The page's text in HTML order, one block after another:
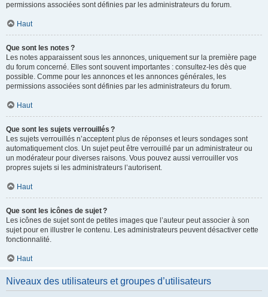
permissions associées sont définies par les administrateurs du forum.
Haut
Que sont les notes ?
Les notes apparaissent sous les annonces, uniquement sur la première page
du forum concerné. Elles sont souvent importantes : consultez-les dès que
possible. Comme pour les annonces et les annonces générales, les
permissions associées sont définies par les administrateurs du forum.
Haut
Que sont les sujets verrouillés ?
Les sujets verrouillés n’acceptent plus de réponses et leurs sondages sont
automatiquement clos. Un sujet peut être verrouillé par un administrateur ou
un modérateur pour diverses raisons. Vous pouvez aussi verrouiller vos
propres sujets si les administrateurs l’autorisent.
Haut
Que sont les icônes de sujet ?
Les icônes de sujet sont de petites images que l’auteur peut associer à son
sujet pour en illustrer le contenu. Les administrateurs peuvent désactiver cette
fonctionnalité.
Haut
Niveaux des utilisateurs et groupes d’utilisateurs